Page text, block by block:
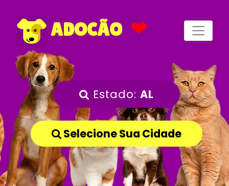
ADOCÃO ❤
Estado: AL
Selecione Sua Cidade